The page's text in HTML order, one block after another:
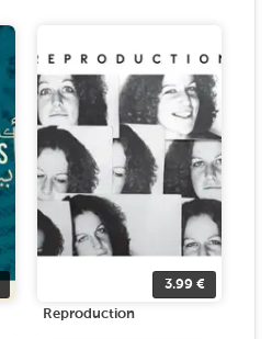
3.99 €
Reproduction